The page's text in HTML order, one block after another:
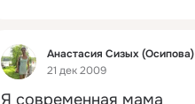
Фид
Анастасия Сизых (Осипова)
21 дек 2009
Я современная мама